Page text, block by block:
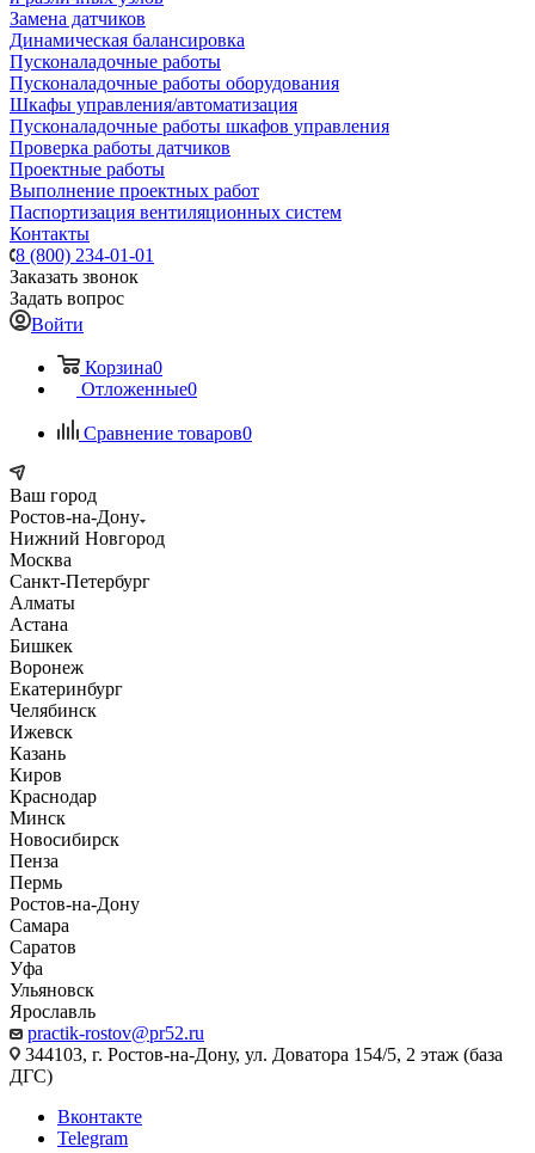
Замена датчиков
Динамическая балансировка
Пусконаладочные работы
Пусконаладочные работы оборудования
Шкафы управления/автоматизация
Пусконаладочные работы шкафов управления
Проверка работы датчиков
Проектные работы
Выполнение проектных работ
Паспортизация вентиляционных систем
Контакты
8 (800) 234-01-01
Заказать звонок
Задать вопрос
Войти
Корзина0
Отложенные0
Сравнение товаров0
Ваш город
Ростов-на-Дону
Нижний Новгород
Москва
Санкт-Петербург
Алматы
Астана
Бишкек
Воронеж
Екатеринбург
Челябинск
Ижевск
Казань
Киров
Краснодар
Минск
Новосибирск
Пенза
Пермь
Ростов-на-Дону
Самара
Саратов
Уфа
Ульяновск
Ярославль
practik-rostov@pr52.ru
344103, г. Ростов-на-Дону, ул. Доватора 154/5, 2 этаж (база
ДГС)
Вконтакте
Telegram